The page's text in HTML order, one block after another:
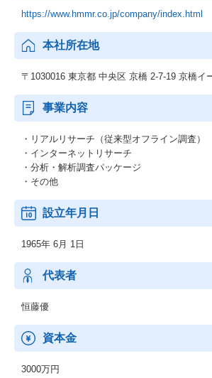
https://www.hmmr.co.jp/company/index.html
本社所在地
〒1030016 東京都 中央区 京橋 2-7-19 京橋イ
事業内容
・リアルリサーチ（従来型オフライン調査）
・インターネットリサーチ
・分析・解析調査パッケージ
・その他
設立年月日
1965年 6月 1日
代表者
恒藤優
資本金
3000万円